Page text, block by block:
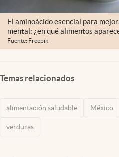
El aminoácido esencial para
mental: ¿en qué alimentos
Fuente: Freepik
Temas relacionados
alimentación saludable México
verduras